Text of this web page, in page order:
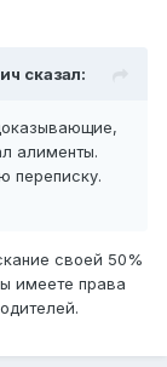
сказал:
алименты.
переписку.
своей 50%
имеете права